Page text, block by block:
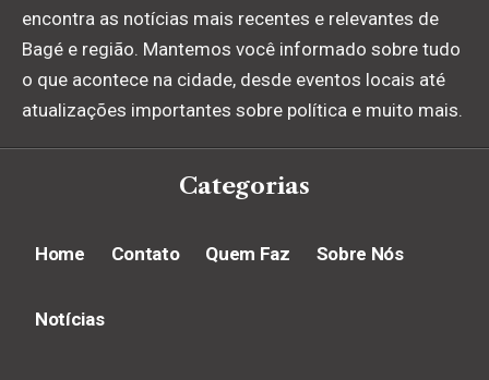
encontra as notícias mais recentes e relevantes de
Bagé e região. Mantemos você informado sobre tudo
o que acontece na cidade, desde eventos locais até
atualizações importantes sobre política e muito mais.
Categorias
Home Contato Quem Faz Sobre Nós
Notícias